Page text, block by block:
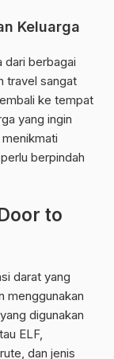
Keluarga
dari berbagai
travel sangat
ke tempat
yang ingin
berpindah
to
darat yang
menggunakan
digunakan
ELF,
dan jenis